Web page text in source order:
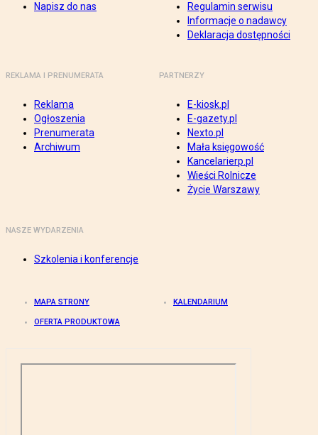
Napisz do nas
Regulamin serwisu
Informacje o nadawcy
Deklaracja dostępności
REKLAMA I PRENUMERATA
Reklama
Ogłoszenia
Prenumerata
Archiwum
PARTNERZY
E-kiosk.pl
E-gazety.pl
Nexto.pl
Mała księgowość
Kancelarierp.pl
Wieści Rolnicze
Życie Warszawy
NASZE WYDARZENIA
Szkolenia i konferencje
MAPA STRONY KALENDARIUM
OFERTA PRODUKTOWA